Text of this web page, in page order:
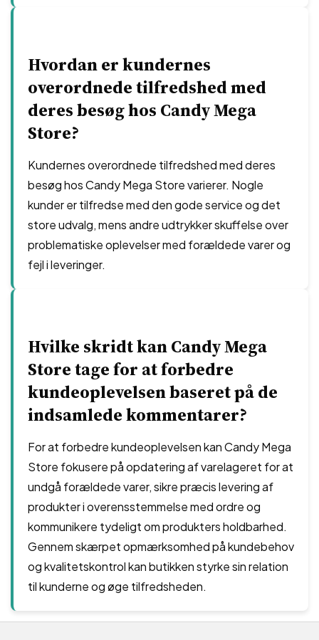
Hvordan er kundernes
overordnede tilfredshed med
deres besøg hos Candy Mega
Store?
Kundernes overordnede tilfredshed med deres
besøg hos Candy Mega Store varierer. Nogle
kunder er tilfredse med den gode service og det
store udvalg, mens andre udtrykker skuffelse over
problematiske oplevelser med forældede varer og
fejl i leveringer.
Hvilke skridt kan Candy Mega
Store tage for at forbedre
kundeoplevelsen baseret på de
indsamlede kommentarer?
For at forbedre kundeoplevelsen kan Candy Mega
Store fokusere på opdatering af varelageret for at
undgå forældede varer, sikre præcis levering af
produkter i overensstemmelse med ordre og
kommunikere tydeligt om produkters holdbarhed.
Gennem skærpet opmærksomhed på kundebehov
og kvalitetskontrol kan butikken styrke sin relation
til kunderne og øge tilfredsheden.